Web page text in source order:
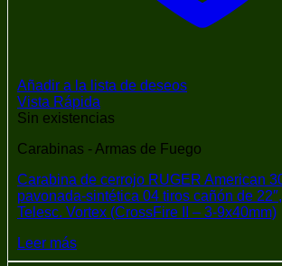
Añadir a la lista de deseos
Vista Rápida
Sin existencias
Carabinas - Armas de Fuego
Carabina de cerrojo RUGER American
pavonada-sintética 04 tiros cañón de
Telesc. Vortex (CrossFire II – 3-9x40mm)
Leer más